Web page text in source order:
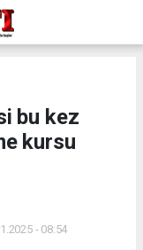
bu kez
kursu
- 08:54